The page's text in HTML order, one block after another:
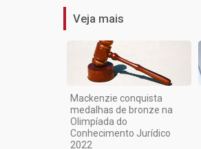
Veja mais
Mackenzie conquista
medalhas de bronze na
Olimpíada do
Conhecimento Jurídico
2022